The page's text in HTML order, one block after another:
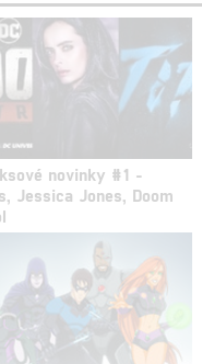
novinky #1 -
Jessica Jones, Doom